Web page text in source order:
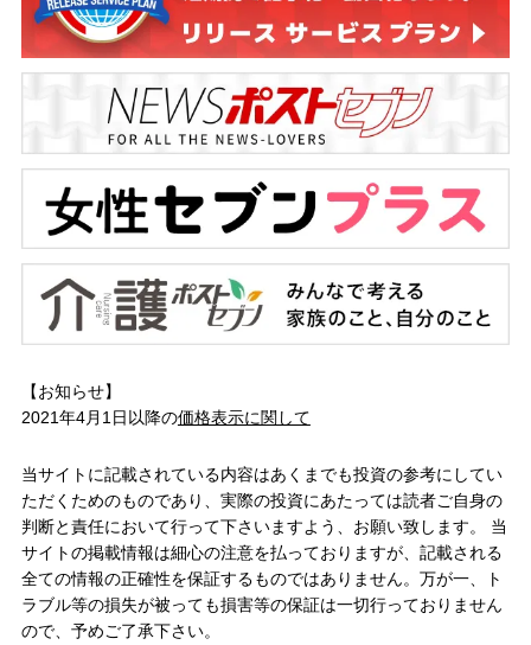
【お知らせ】
2021年4月1日以降の価格表示に関して
当サイトに記載されている内容はあくまでも投資の参考にしてい
ただくためのものであり、実際の投資にあたっては読者ご自身の
判断と責任において行って下さいますよう、お願い致します。 当
サイトの掲載情報は細心の注意を払っておりますが、記載される
全ての情報の正確性を保証するものではありません。万が一、ト
ラブル等の損失が被っても損害等の保証は一切行っておりません
ので、予めご了承下さい。